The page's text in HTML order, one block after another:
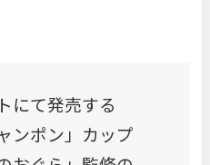
にて発売する
ンポン」カップ